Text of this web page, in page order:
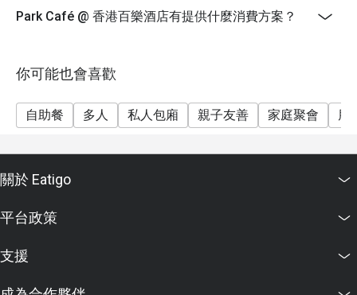
價錢：成人$618
1. 客人須於預訂時間15分鐘內全數人員到齊方可享用以
2. 另設加一服務費，並以原價計算
5. 此優惠不適用於宴會、單點食品和飲品
6. 如有任何爭議，餐廳將保留最終決定權
Park Café @ 香港百樂酒店有提供什麼消費方案？
你可能也會喜歡
自助餐 多人 私人包廂 親子友善 家庭聚會 朋
關於 Eatigo
平台政策
支援